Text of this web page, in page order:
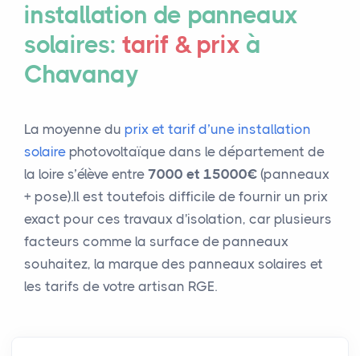
installation de panneaux
solaires:tarif & prix à
Chavanay
La moyenne du prix et tarif d’une installation
solaire photovoltaïque dans le département de
la loire s’élève entre 7000 et 15000€ (panneaux
+ pose).Il est toutefois difficile de fournir un prix
exact pour ces travaux d'isolation, car plusieurs
facteurs comme la surface de panneaux
souhaitez, la marque des panneaux solaires et
les tarifs de votre artisan RGE.